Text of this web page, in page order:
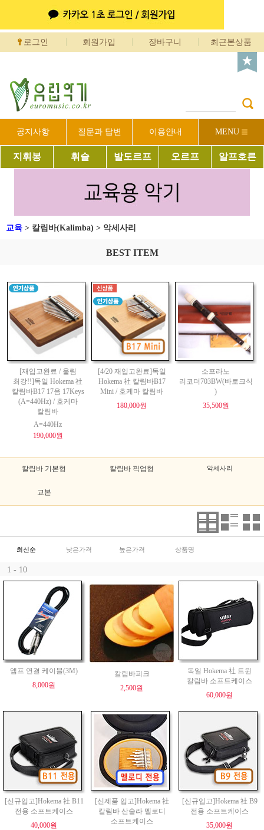
로그인 회원가입 장바구니 최근본상품
공지사항 질문과 답변 이용안내 MENU
지휘봉 휘슬 발도르프 오르프 알프호른
교육 > 칼림바(Kalimba) > 악세사리
BEST ITEM
[재입고완료 / 울림
최강!!]독일 Hokema 社
칼림바B17 17음 17Keys
(A=440Hz) / 호케마
칼림바
A=440Hz
190,000원
[4/20 재입고완료]독일
Hokema 社 칼림바B17
Mini / 호케마 칼림바
180,000원
소프라노
리코더703BW(바로크식
)
35,500원
칼림바 기본형 칼림바 픽업형 악세사리
교본
최신순 낮은가격 높은가격 상품명
1 - 10
앰프 연결 케이블(3M)
8,000원
칼림바피크
2,500원
독일 Hokema 社 트윈
칼림바 소프트케이스
60,000원
[신규입고]Hokema 社 B11
전용 소프트케이스
40,000원
[신제품 입고]Hokema 社
칼림바 산술라 멜로디
소프트케이스
[신규입고]Hokema 社 B9
전용 소프트케이스
35,000원